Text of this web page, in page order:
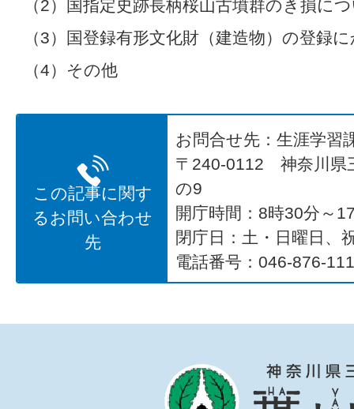
（2）国指定史跡長柄桜山古墳群のき損に
（3）国登録有形文化財（建造物）の登録
（4）その他
この記事に関す
るお問い合わせ
先
お問合せ先：生涯学習
〒240-0112 神奈川県
の9
開庁時間：8時30分～
閉庁日：土・日曜日、
電話番号：046-876-